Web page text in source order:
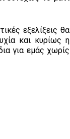
εξελίξεις θα
και κυρίως η
για εμάς χωρίς